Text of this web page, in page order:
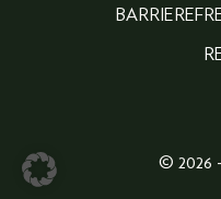
© 2026